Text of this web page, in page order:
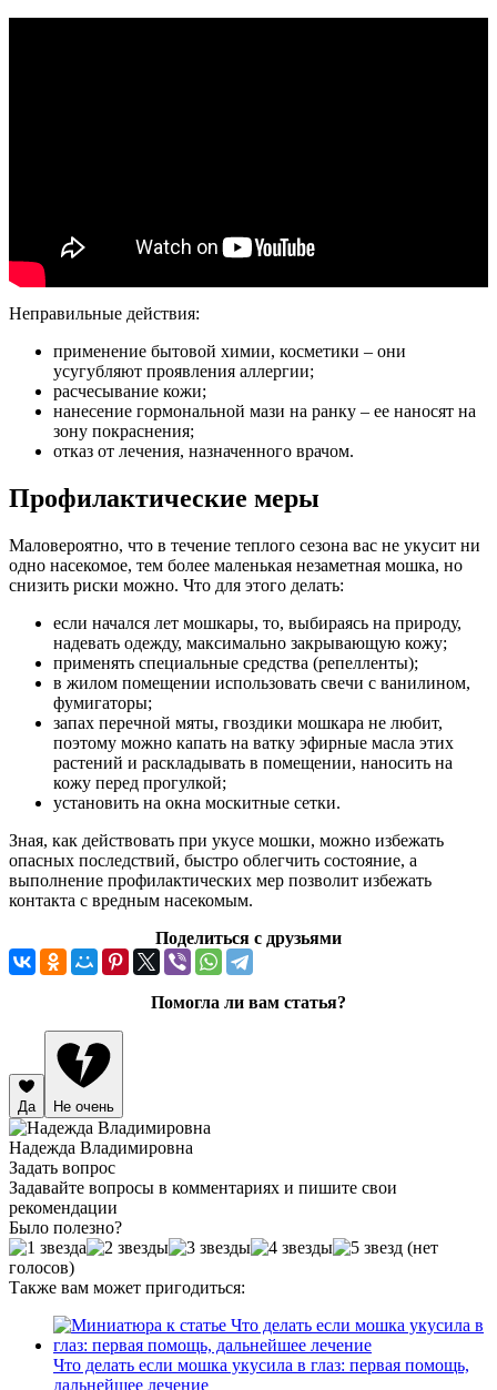
Неправильные действия:
применение бытовой химии, косметики – они
усугубляют проявления аллергии;
расчесывание кожи;
нанесение гормональной мази на ранку – ее наносят на
зону покраснения;
отказ от лечения, назначенного врачом.
Профилактические меры
Маловероятно, что в течение теплого сезона вас не укусит ни
одно насекомое, тем более маленькая незаметная мошка, но
снизить риски можно. Что для этого делать:
если начался лет мошкары, то, выбираясь на природу,
надевать одежду, максимально закрывающую кожу;
применять специальные средства (репелленты);
в жилом помещении использовать свечи с ванилином,
фумигаторы;
запах перечной мяты, гвоздики мошкара не любит,
поэтому можно капать на ватку эфирные масла этих
растений и раскладывать в помещении, наносить на
кожу перед прогулкой;
установить на окна москитные сетки.
Зная, как действовать при укусе мошки, можно избежать
опасных последствий, быстро облегчить состояние, а
выполнение профилактических мер позволит избежать
контакта с вредным насекомым.
Поделиться с друзьями
Помогла ли вам статья?
Да Не очень
Надежда Владимировна
Задать вопрос
Задавайте вопросы в комментариях и пишите свои
рекомендации
Было полезно?
(нет
голосов)
Также вам может пригодиться:
Что делать если мошка укусила в глаз: первая помощь,
дальнейшее лечение